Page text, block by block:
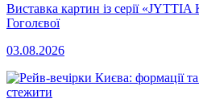
Виставка картин із серії
Гоголєвої
03.08.2026